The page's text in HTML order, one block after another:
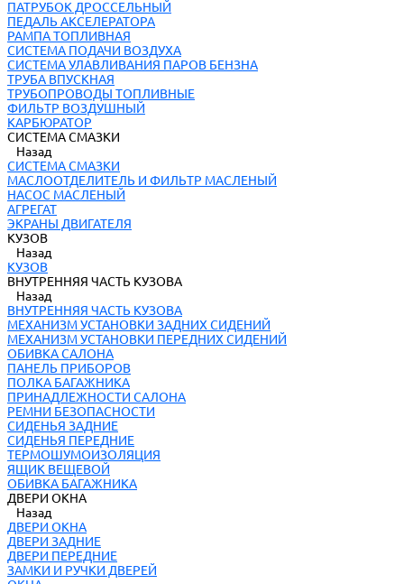
ПАТРУБОК ДРОССЕЛЬНЫЙ
ПЕДАЛЬ АКСЕЛЕРАТОРА
РАМПА ТОПЛИВНАЯ
СИСТЕМА ПОДАЧИ ВОЗДУХА
СИСТЕМА УЛАВЛИВАНИЯ ПАРОВ БЕНЗНА
ТРУБА ВПУСКНАЯ
ТРУБОПРОВОДЫ ТОПЛИВНЫЕ
ФИЛЬТР ВОЗДУШНЫЙ
КАРБЮРАТОР
СИСТЕМА СМАЗКИ
Назад
СИСТЕМА СМАЗКИ
МАСЛООТДЕЛИТЕЛЬ И ФИЛЬТР МАСЛЕНЫЙ
НАСОС МАСЛЕНЫЙ
АГРЕГАТ
ЭКРАНЫ ДВИГАТЕЛЯ
КУЗОВ
Назад
КУЗОВ
ВНУТРЕННЯЯ ЧАСТЬ КУЗОВА
Назад
ВНУТРЕННЯЯ ЧАСТЬ КУЗОВА
МЕХАНИЗМ УСТАНОВКИ ЗАДНИХ СИДЕНИЙ
МЕХАНИЗМ УСТАНОВКИ ПЕРЕДНИХ СИДЕНИЙ
ОБИВКА САЛОНА
ПАНЕЛЬ ПРИБОРОВ
ПОЛКА БАГАЖНИКА
ПРИНАДЛЕЖНОСТИ САЛОНА
РЕМНИ БЕЗОПАСНОСТИ
СИДЕНЬЯ ЗАДНИЕ
СИДЕНЬЯ ПЕРЕДНИЕ
ТЕРМОШУМОИЗОЛЯЦИЯ
ЯЩИК ВЕЩЕВОЙ
ОБИВКА БАГАЖНИКА
ДВЕРИ ОКНА
Назад
ДВЕРИ ОКНА
ДВЕРИ ЗАДНИЕ
ДВЕРИ ПЕРЕДНИЕ
ЗАМКИ И РУЧКИ ДВЕРЕЙ